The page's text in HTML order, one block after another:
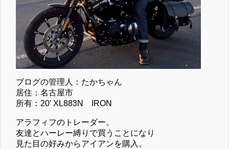
ブログの管理人：たかちゃん
居住：名古屋市
所有：20′ XL883N IRON
アラフィフのトレーダー。
友達とハーレー縛りで買うことになり
見た目の好みからアイアンを購入。